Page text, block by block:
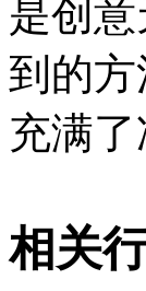
是创
到的
充满
相关